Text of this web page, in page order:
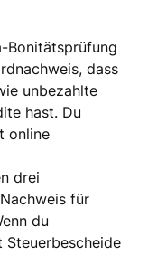
Bonitätsprüfung
dass
unbezahlte
hast. Du
online
drei
für
du